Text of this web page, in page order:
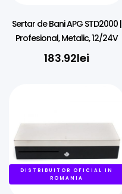
Sertar de Bani APG STD2000 |
Profesional, Metalic, 12/24V
183.92lei
DISTRIBUITOR OFICIAL IN
ROMANIA